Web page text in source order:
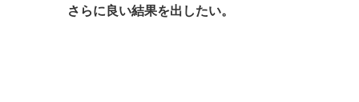
さらに良い結果を出したい。